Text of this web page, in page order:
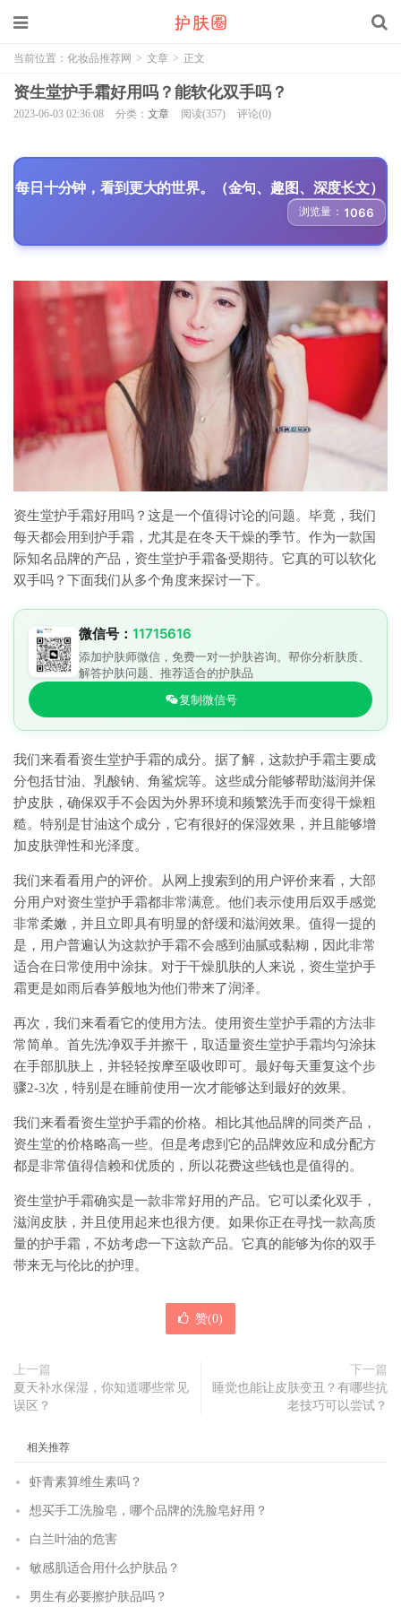
当前位置： 化妆品推荐网 > 文章 > 正文
资生堂护手霜好用吗？能软化双手吗？
2023-06-03 02:36:08 分类： 文章 阅读(357) 评论(0)
每日十分钟，看到更大的世界。（金句、趣图、深度长文）
浏览量： 1066
资生堂护手霜好用吗？这是一个值得讨论的问题。毕竟，我们
每天都会用到护手霜，尤其是在冬天干燥的季节。作为一款国
际知名品牌的产品，资生堂护手霜备受期待。它真的可以软化
双手吗？下面我们从多个角度来探讨一下。
微信号： 11715616
添加护肤师微信，免费一对一护肤咨询。帮你分析肤质、
解答护肤问题、推荐适合的护肤品
复制微信号
我们来看看资生堂护手霜的成分。据了解，这款护手霜主要成
分包括甘油、乳酸钠、角鲨烷等。这些成分能够帮助滋润并保
护皮肤，确保双手不会因为外界环境和频繁洗手而变得干燥粗
糙。特别是甘油这个成分，它有很好的保湿效果，并且能够增
加皮肤弹性和光泽度。
我们来看看用户的评价。从网上搜索到的用户评价来看，大部
分用户对资生堂护手霜都非常满意。他们表示使用后双手感觉
非常柔嫩，并且立即具有明显的舒缓和滋润效果。值得一提的
是，用户普遍认为这款护手霜不会感到油腻或黏糊，因此非常
适合在日常使用中涂抹。对于干燥肌肤的人来说，资生堂护手
霜更是如雨后春笋般地为他们带来了润泽。
再次，我们来看看它的使用方法。使用资生堂护手霜的方法非
常简单。首先洗净双手并擦干，取适量资生堂护手霜均匀涂抹
在手部肌肤上，并轻轻按摩至吸收即可。最好每天重复这个步
骤2-3次，特别是在睡前使用一次才能够达到最好的效果。
我们来看看资生堂护手霜的价格。相比其他品牌的同类产品，
资生堂的价格略高一些。但是考虑到它的品牌效应和成分配方
都是非常值得信赖和优质的，所以花费这些钱也是值得的。
资生堂护手霜确实是一款非常好用的产品。它可以柔化双手，
滋润皮肤，并且使用起来也很方便。如果你正在寻找一款高质
量的护手霜，不妨考虑一下这款产品。它真的能够为你的双手
带来无与伦比的护理。
赞(0)
上一篇
夏天补水保湿，你知道哪些常见
误区？
下一篇
睡觉也能让皮肤变丑？有哪些抗
老技巧可以尝试？
相关推荐
虾青素算维生素吗？
想买手工洗脸皂，哪个品牌的洗脸皂好用？
白兰叶油的危害
敏感肌适合用什么护肤品？
男生有必要擦护肤品吗？